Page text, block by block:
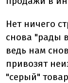
Нет ничего
снова "рады
ведь нам
привозят
"серый"